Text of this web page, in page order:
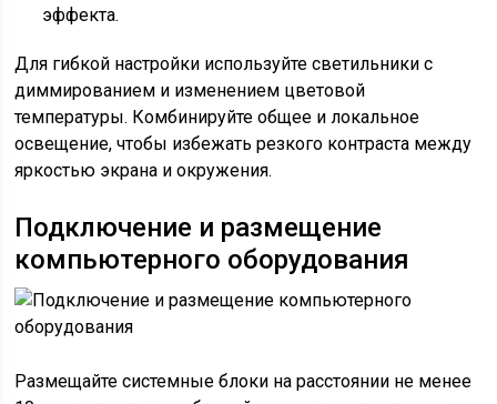
эффекта.
Для гибкой настройки используйте светильники с
диммированием и изменением цветовой
температуры. Комбинируйте общее и локальное
освещение, чтобы избежать резкого контраста между
яркостью экрана и окружения.
Подключение и размещение
компьютерного оборудования
Размещайте системные блоки на расстоянии не менее